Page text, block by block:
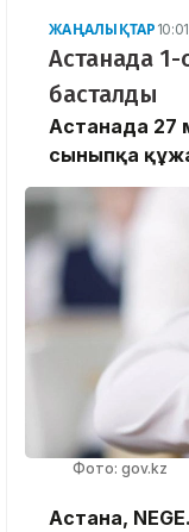
ЖАҢАЛЫҚТАР
Астанада 1-
басталды
Астанада 27
сыныпқа
Фото: gov.kz
Астана, NEGE.